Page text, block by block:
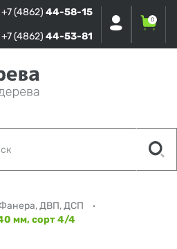
+7 (4862) 44-58-15
+7 (4862) 44-53-81
0
Фанера, ДВП, ДСП
мм, сорт 4/4